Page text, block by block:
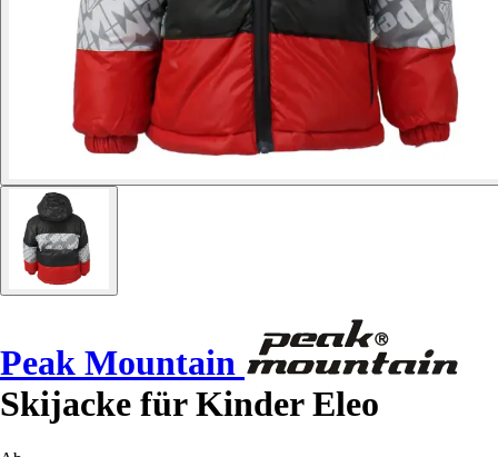
Peak Mountain
Skijacke für Kinder Eleo